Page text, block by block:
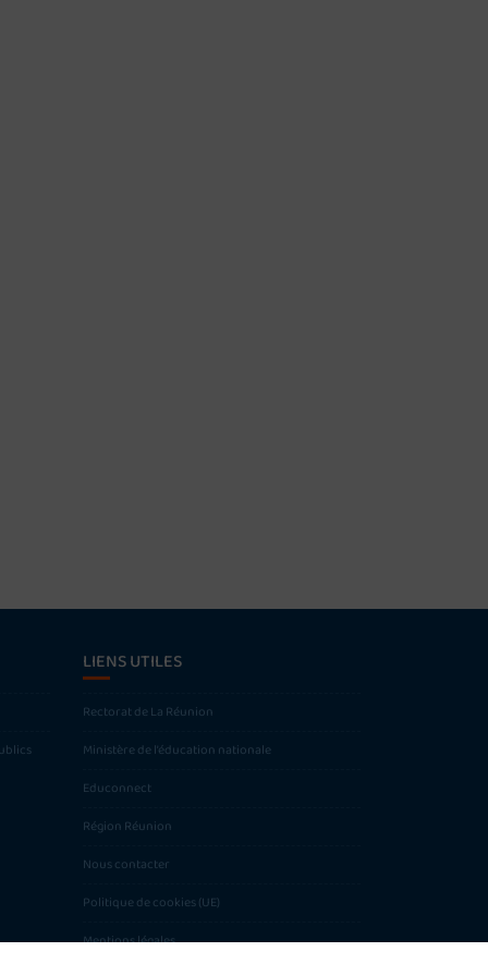
LIENS UTILES
Rectorat de La Réunion
Ministère de l’éducation nationale
Educonnect
Région Réunion
Nous contacter
Politique de cookies (UE)
Mentions légales